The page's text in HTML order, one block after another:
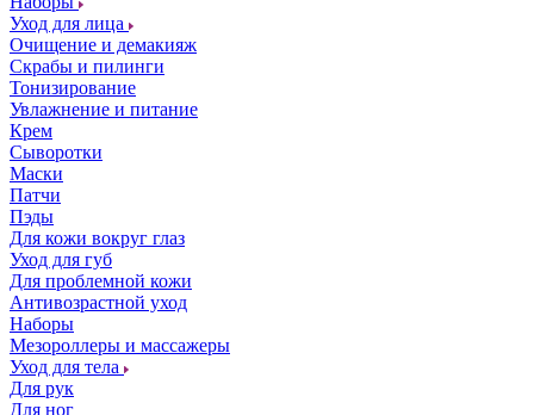
Уход для лица
Очищение и демакияж
Скрабы и пилинги
Тонизирование
Увлажнение и питание
Крем
Сыворотки
Маски
Патчи
Пэды
Для кожи вокруг глаз
Уход для губ
Для проблемной кожи
Антивозрастной уход
Наборы
Мезороллеры и массажеры
Уход для тела
Для рук
Для ног